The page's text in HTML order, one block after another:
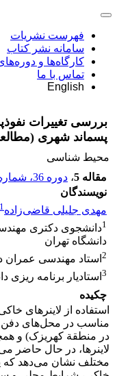
فهرست نشریات
سامانه نشر کتاب
کارگاه‌ها و
تماس با ما
English
بررسی تغییرات
پسماند شهری
محیط شناسی
مقاله 5
، دوره 36، شماره 54
نویسندگان
مهدی جلیلی قاضی‌زاده1
1دانشجوی دکتری
دانشگاه تهران
2 استاد مهندسی عمران
3 استادیار برنامه
چکیده
استفاده از لاینرهای
مناسب در محل‌های دفن
در منطقة کهریزک) و
لاینرها، در حال حاضر
مختلف نشان می‌دهد که